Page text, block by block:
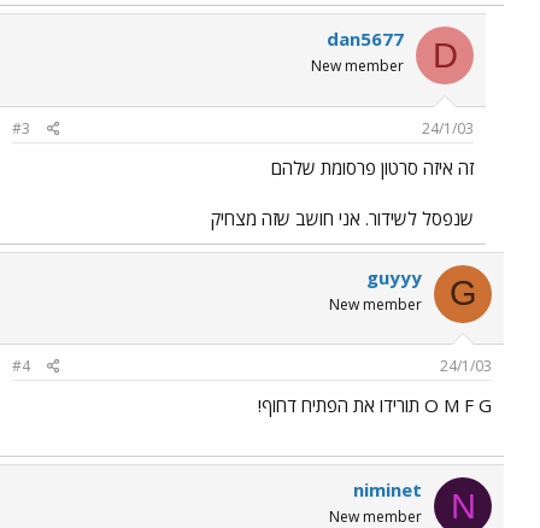
D
dan5677
New member
24/1/03
#3
זה איזה סרטון פרסומת שלהם
שנפסל לשידור. אני חושב שזה מצחיק
G
guyyy
New member
24/1/03
#4
O M F G תורידו את הפתיח דחוף!
N
niminet
New member